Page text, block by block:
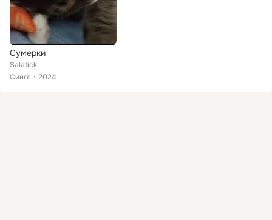
Сумерки
Salatick
Сингл
2024